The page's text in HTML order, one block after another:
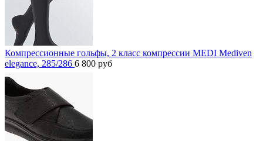
Компрессионные гольфы, 2 класс компрессии MEDI Mediven
elegance, 285/286 6 800 руб